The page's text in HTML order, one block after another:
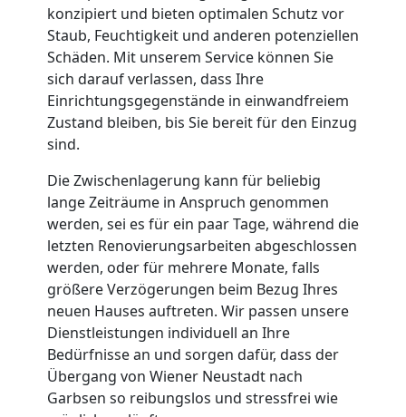
konzipiert und bieten optimalen Schutz vor
Staub, Feuchtigkeit und anderen potenziellen
Schäden. Mit unserem Service können Sie
sich darauf verlassen, dass Ihre
Einrichtungsgegenstände in einwandfreiem
Zustand bleiben, bis Sie bereit für den Einzug
sind.
Die Zwischenlagerung kann für beliebig
lange Zeiträume in Anspruch genommen
werden, sei es für ein paar Tage, während die
letzten Renovierungsarbeiten abgeschlossen
werden, oder für mehrere Monate, falls
größere Verzögerungen beim Bezug Ihres
neuen Hauses auftreten. Wir passen unsere
Dienstleistungen individuell an Ihre
Bedürfnisse an und sorgen dafür, dass der
Übergang von Wiener Neustadt nach
Garbsen so reibungslos und stressfrei wie
Neustadt
Qualitäts-
Umzüge
Wiener
Neustadt
Vereinsumzug
Wiener